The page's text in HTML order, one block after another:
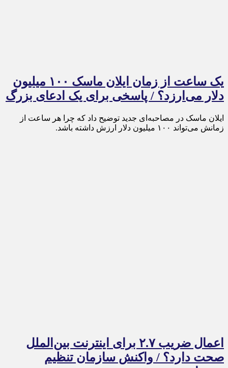
یک ساعت از زمان ایلان ماسک ۱۰۰ میلیون
دلار می‌ارزد؟ / پاسخی برای یک ادعای بزرگ
ایلان ماسک در مصاحبه‌ای جدید توضیح داد که چرا هر ساعت از
زمانش می‌تواند ۱۰۰ میلیون دلار ارزش داشته باشد.
اعمال ضریب ۲.۷ برای اینترنت بین‌الملل
صحت دارد؟ / واکنش سازمان تنظیم